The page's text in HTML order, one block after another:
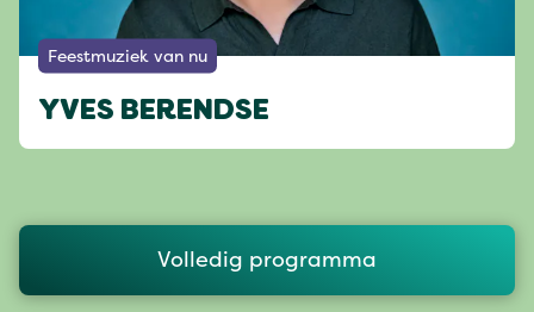
Feestmuziek van nu
YVES BERENDSE
Volledig programma